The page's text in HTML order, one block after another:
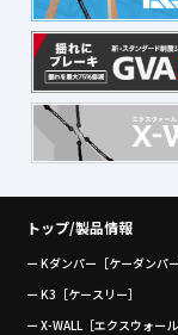
トップ/製品情報
ー Kダンパー［ケーダンパー
ー K3［ケースリー］
ー X-WALL［エクスウォール